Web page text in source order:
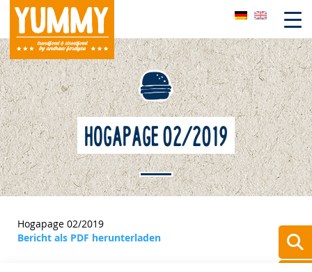
Skip
content
HOGAPAGE 02/2019
Hogapage 02/2019
Bericht als PDF herunterladen